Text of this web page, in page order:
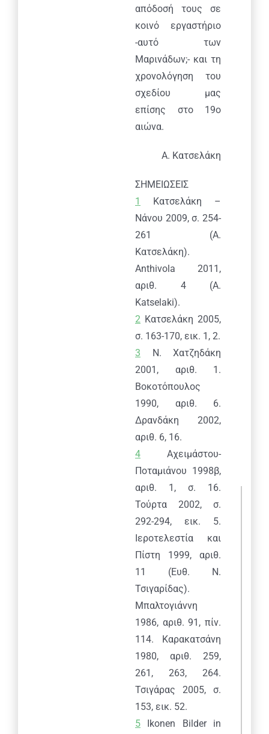
απόδοσή τους σε
κοινό εργαστήριο
-αυτό των
Μαρινάδων;- και τη
χρονολόγηση του
σχεδίου μας
επίσης στο 19ο
αιώνα.
Α. Κατσελάκη
ΣΗΜΕΙΩΣΕΙΣ
1
Κατσελάκη –
Νάνου 2009, σ. 254-
261 (Α.
Κατσελάκη).
Anthivola 2011,
αριθ. 4 (A.
Katselaki).
2 Κατσελάκη 2005,
σ. 163-170, εικ. 1, 2.
3 Ν. Χατζηδάκη
2001, αριθ. 1.
Βοκοτόπουλος
1990, αριθ. 6.
Δρανδάκη 2002,
αριθ. 6, 16.
4 Αχειμάστου-
Ποταμιάνου 1998β,
αριθ. 1, σ. 16.
Τούρτα 2002, σ.
292-294, εικ. 5.
Ιεροτελεστία και
Πίστη 1999, αριθ.
11 (Ευθ. Ν.
Τσιγαρίδας).
Μπαλτογιάννη
1986, αριθ. 91, πίν.
114. Καρακατσάνη
1980, αριθ. 259,
261, 263, 264.
Τσιγάρας 2005, σ.
153, εικ. 52.
5
konen Bilder in